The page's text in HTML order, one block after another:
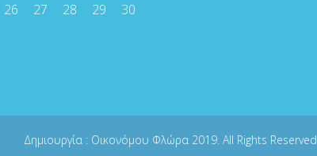
26 27 28 29
30
Δημιουργία : Οικονόμου Φλώρα 2019. All Rights Reserved